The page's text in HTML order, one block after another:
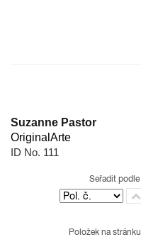
Suzanne Pastor
OriginalArte
ID No. 111
Seřadit podle
Položek na stránku